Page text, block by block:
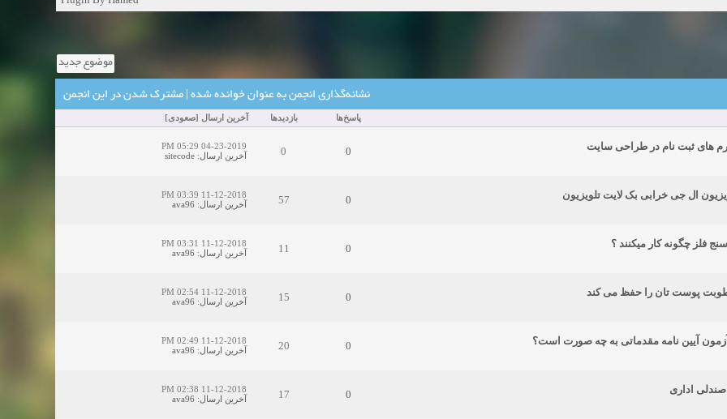
آزاد مشاهده:0 زمان:11-04-2025
مشاهده:0 زمان:11-22-2024
دعوت به همکاری مشاهده:0 زمان:11-11-2024
مشاهده:0 زمان:10-28-2024
دعوت به همکاری مشاهده:0
موضوع جدید
نشانه‌گذاری انجمن به عنوان خوانده شده |مشترک شدن در این انجمن
پاسخ‌ها بازدید‌ها آخرین ارسال [صعودی]
های ثبت نام در طراحی سایت 0
0
04-23-2019 05:29 PM
آخرین ارسال:
sitecode
ال جی خرابی بک لایت تلویزیون 0
57
11-12-2018 03:39 PM
آخرین ارسال:
ava96
فلز چگونه کار میکنند ؟ 0
11
11-12-2018 03:31 PM
آخرین ارسال:
ava96
پوست تان را حفظ می کند 0
15
11-12-2018 02:54 PM
آخرین ارسال:
ava96
آیین نامه مقدماتی به چه صورت است؟ 0
20
11-12-2018 02:49 PM
آخرین ارسال:
ava96
اداری 0
17
11-12-2018 02:38 PM
آخرین ارسال:
ava96